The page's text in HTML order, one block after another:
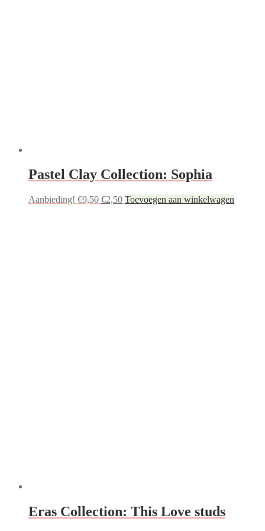
Pastel Clay Collection: Sophia
Aanbieding! €9,50 Oorspronkelijke
€2,50Huidige
Toevoegen aan winkelwagen
Eras Collection: This Love studs